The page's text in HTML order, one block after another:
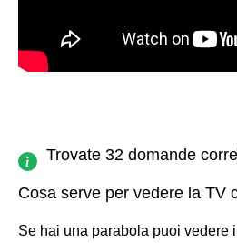
Trovate 32 domande
Cosa serve per vedere la TV
Se hai una parabola puoi vedere